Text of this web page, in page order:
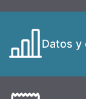
Datos y